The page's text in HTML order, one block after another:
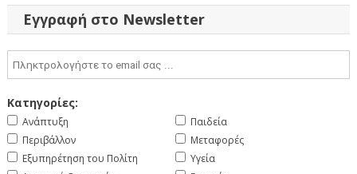
Εγγραφή στο Newsletter
Κατηγορίες:
Ανάπτυξη
Περιβάλλον
Εξυπηρέτηση του Πολίτη
Παιδεία
Μεταφορές
Υγεία